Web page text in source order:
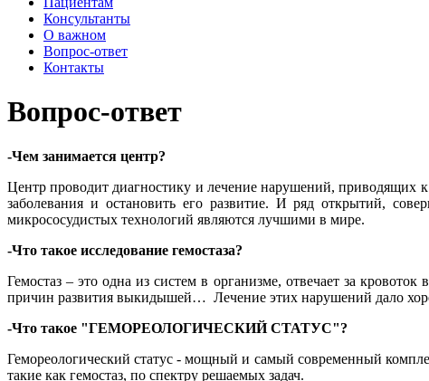
Консультанты
О важном
Вопрос-ответ
Контакты
Вопрос-ответ
-Чем занимается центр?
Центр проводит диагностику и лечение нарушений, приводящих
заболевания и остановить его развитие. И ряд открытий,
микрососудистых технологий являются лучшими в мире.
-Что такое исследование гемостаза?
Гемостаз – это одна из систем в организме, отвечает за
причин развития выкидышей… Лечение этих нарушений дало
-Что такое "ГЕМОРЕОЛОГИЧЕСКИЙ СТАТУС"?
Гемореологический статус - мощный и самый современный
такие как гемостаз, по спектру решаемых задач.